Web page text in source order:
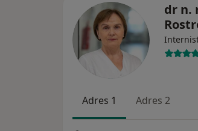
dr n.
Adres 1 Adres 2